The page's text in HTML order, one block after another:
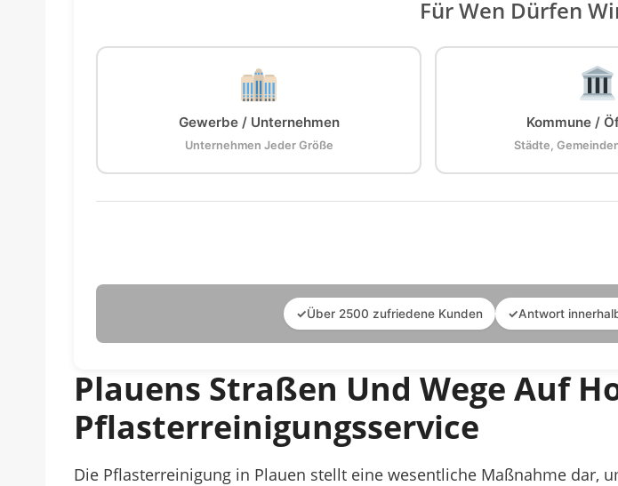
Für Wen Dürfen
Gewerbe / Unternehmen
Unternehmen Jeder Größe
Kommune /
Städte,
✓Über 2500 zufriedene Kunden ✓Antwort
Plauens Straßen Und Wege Auf
Pflasterreinigungsservice
Die Pflasterreinigung in Plauen stellt eine wesentliche Maßnahme dar,